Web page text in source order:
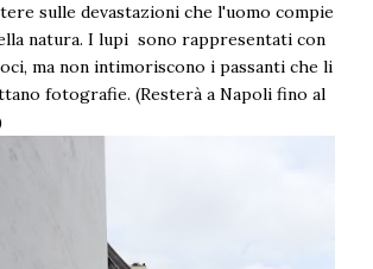
sulle devastazioni che l'uomo compie
natura. I lupi sono rappresentati con
ma non intimoriscono i passanti che li
fotografie. (Resterà a Napoli fino al